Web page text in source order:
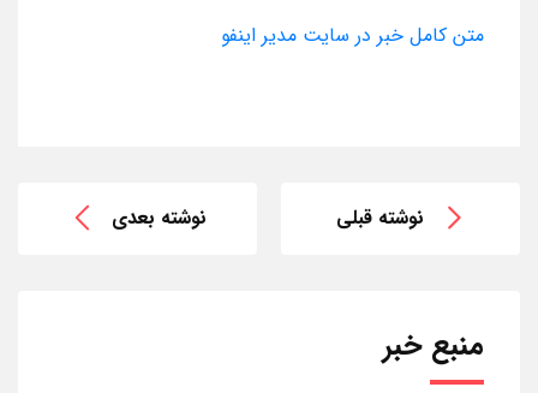
متن کامل خبر در سایت مدیر اینفو
نوشته قبلی نوشته بعدی
منبع خبر